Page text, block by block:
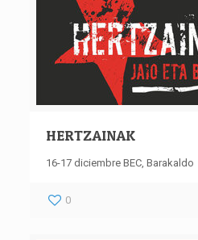
HERTZAINAK
16-17 diciembre BEC, Barakaldo
0